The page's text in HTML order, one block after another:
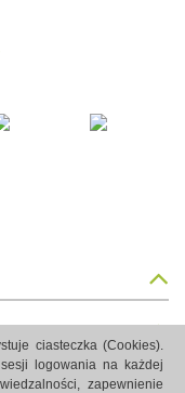
ciasteczka (Cookies).
logowania na każdej
zapewnienie